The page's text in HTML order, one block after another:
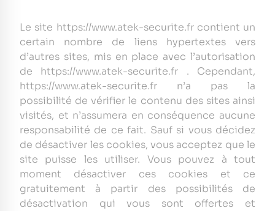
Le site https://www.atek-securite.fr contient un
certain nombre de liens hypertextes vers
d’autres sites, mis en place avec l’autorisation
de https://www.atek-securite.fr . Cependant,
https://www.atek-securite.fr n’a pas la
possibilité de vérifier le contenu des sites ainsi
visités, et n’assumera en conséquence aucune
responsabilité de ce fait. Sauf si vous décidez
de désactiver les cookies, vous acceptez que le
site puisse les utiliser. Vous pouvez à tout
moment désactiver ces cookies et ce
gratuitement à partir des possibilités de
désactivation qui vous sont offertes et